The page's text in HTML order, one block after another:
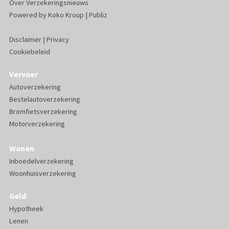
Over Verzekeringsnieuws
Powered byKoko Kroup | Publiz
Disclaimer| Privacy
Cookiebeleid
Vervoer
Autoverzekering
Bestelautoverzekering
Bromfietsverzekering
Motorverzekering
Wonen
Inboedelverzekering
Woonhuisverzekering
Geld
Hypotheek
Lenen